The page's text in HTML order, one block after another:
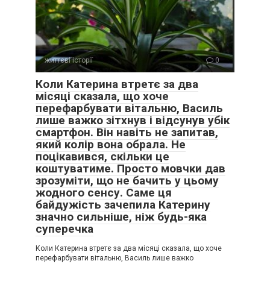
життєві історії 0
Коли Катерина втретє за два
місяці сказала, що хоче
перефарбувати вітальню, Василь
лише важко зітхнув і відсунув убік
смартфон. Він навіть не запитав,
який колір вона обрала. Не
поцікавився, скільки це
коштуватиме. Просто мовчки дав
зрозуміти, що не бачить у цьому
жодного сенсу. Саме ця
байдужість зачепила Катерину
значно сильніше, ніж будь-яка
суперечка
Коли Катерина втретє за два місяці сказала, що хоче
перефарбувати вітальню, Василь лише важко